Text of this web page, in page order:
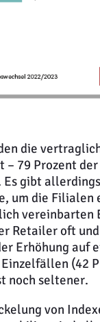
die
79 Prozent
gibt
um die Filialen
vereinbarten
Retailer oft
Erhöhung
(42
noch seltener.
von